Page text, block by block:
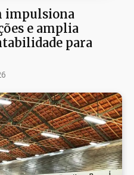
impulsiona
e amplia
para